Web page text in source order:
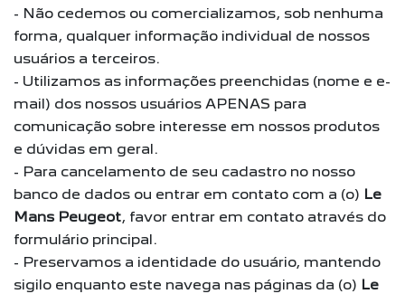
- Não cedemos ou comercializamos, sob nenhuma
forma, qualquer informação individual de nossos
usuários a terceiros.
- Utilizamos as informações preenchidas (nome e e-
mail) dos nossos usuários APENAS para
comunicação sobre interesse em nossos produtos
e dúvidas em geral.
- Para cancelamento de seu cadastro no nosso
banco de dados ou entrar em contato com a (o) Le
Mans Peugeot, favor entrar em contato através do
formulário principal.
- Preservamos a identidade do usuário, mantendo
sigilo enquanto este navega nas páginas da (o) Le